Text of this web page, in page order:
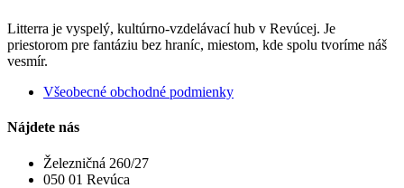
Litterra je vyspelý, kultúrno-vzdelávací hub v Revúcej. Je
priestorom pre fantáziu bez hraníc, miestom, kde spolu tvoríme náš
vesmír.
Všeobecné obchodné podmienky
Nájdete nás
Železničná 260/27
050 01 Revúca